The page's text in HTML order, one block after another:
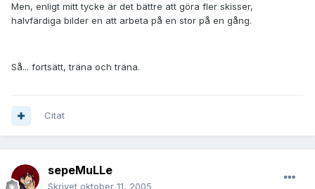
Men, enligt mitt tycke är det bättre att göra fler skisser,
halvfärdiga bilder en att arbeta på en stor på en gång.
Så... fortsätt, träna och träna.
Citat
sepeMuLLe
Skrivet oktober 11, 2005